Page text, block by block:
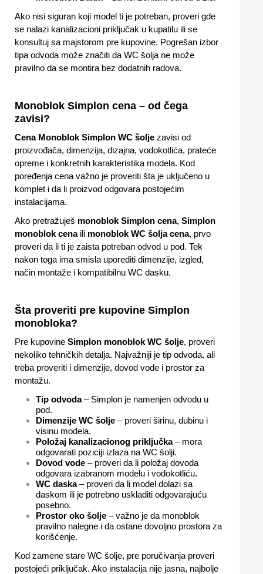
Ako nisi siguran koji model ti je potreban, proveri gde
se nalazi kanalizacioni priključak u kupatilu ili se
konsultuj sa majstorom pre kupovine. Pogrešan izbor
tipa odvoda može značiti da WC šolja ne može
pravilno da se montira bez dodatnih radova.
Monoblok Simplon cena – od čega
zavisi?
Cena Monoblok Simplon WC šolje zavisi od
proizvođača, dimenzija, dizajna, vodokotlića, prateće
opreme i konkretnih karakteristika modela. Kod
poređenja cena važno je proveriti šta je uključeno u
komplet i da li proizvod odgovara postojećim
instalacijama.
Ako pretražuješ monoblok Simplon cena, Simplon
monoblok cenaili monoblok WC šolja cena, prvo
proveri da li ti je zaista potreban odvod u pod. Tek
nakon toga ima smisla uporediti dimenzije, izgled,
način montaže i kompatibilnu WC dasku.
Šta proveriti pre kupovine Simplon
monobloka?
Pre kupovine Simplon monoblok WC šolje, proveri
nekoliko tehničkih detalja. Najvažniji je tip odvoda, ali
treba proveriti i dimenzije, dovod vode i prostor za
montažu.
Tip odvoda– Simplon je namenjen odvodu u
pod.
Dimenzije WC šolje – proveri širinu, dubinu i
visinu modela.
Položaj kanalizacionog priključka– mora
odgovarati poziciji izlaza na WC šolji.
Dovod vode – proveri da li položaj dovoda
odgovara izabranom modelu i vodokotliću.
WC daska– proveri da li model dolazi sa
daskom ili je potrebno uskladiti odgovarajuću
posebno.
Prostor oko šolje – važno je da monoblok
pravilno nalegne i da ostane dovoljno prostora za
korišćenje.
Kod zamene stare WC šolje, pre poručivanja proveri
postojeći priključak. Ako instalacija nije jasna, najbolje